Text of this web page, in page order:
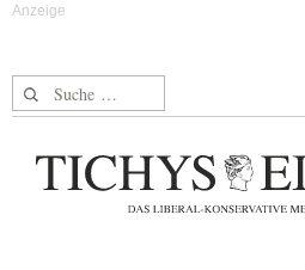
Suche nach: